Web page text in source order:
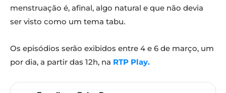
menstruação é, afinal, algo natural e que não devia
ser visto como um tema tabu.
Os episódios serão exibidos entre 4 e 6 de março, um
por dia, a partir das 12h, na RTP Play.